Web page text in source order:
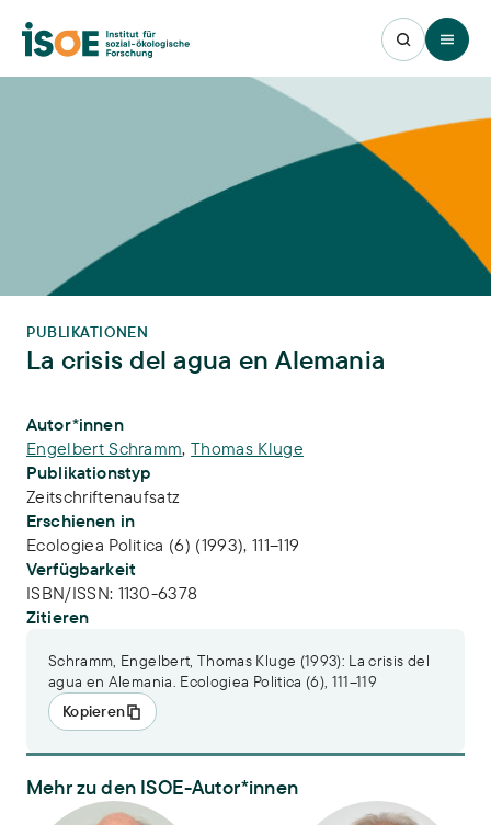
Open
PUBLIKATIONEN
La crisis del agua en Alemania
Publikations-Infos
Autor*innen
Engelbert Schramm,Thomas Kluge
Publikationstyp
Zeitschriftenaufsatz
Erschienen in
Ecologiea Politica (6) (1993), 111–119
Verfügbarkeit
ISBN/ISSN: 1130-6378
Zitieren
Schramm, Engelbert, Thomas Kluge (1993): La crisis del
agua en Alemania. Ecologiea Politica (6), 111–119
Kopieren
Mehr zu den ISOE-Autor*innen
Dr. Engelbert Schramm PD Dr. Thomas Kluge